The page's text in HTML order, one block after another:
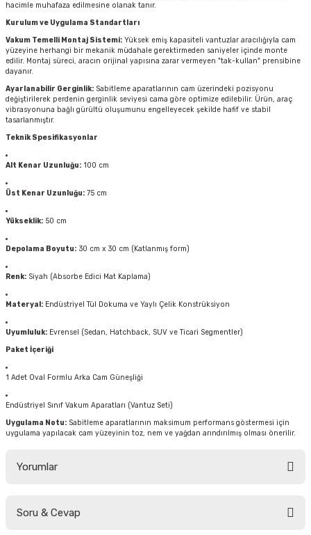
hacimle muhafaza edilmesine olanak tanır.
Kurulum ve Uygulama Standartları
Vakum Temelli Montaj Sistemi: Yüksek emiş kapasiteli vantuzlar aracılığıyla cam
yüzeyine herhangi bir mekanik müdahale gerektirmeden saniyeler içinde monte
edilir. Montaj süreci, aracın orijinal yapısına zarar vermeyen "tak-kullan" prensibine
dayanır.
Ayarlanabilir Gerginlik: Sabitleme aparatlarının cam üzerindeki pozisyonu
değiştirilerek perdenin gerginlik seviyesi cama göre optimize edilebilir. Ürün, araç
vibrasyonuna bağlı gürültü oluşumunu engelleyecek şekilde hafif ve stabil
tasarlanmıştır.
Teknik Spesifikasyonlar
Alt Kenar Uzunluğu: 100 cm
Üst Kenar Uzunluğu: 75 cm
Yükseklik: 50 cm
Depolama Boyutu: 30 cm x 30 cm (Katlanmış form)
Renk: Siyah (Absorbe Edici Mat Kaplama)
Materyal: Endüstriyel Tül Dokuma ve Yaylı Çelik Konstrüksiyon
Uyumluluk: Evrensel (Sedan, Hatchback, SUV ve Ticari Segmentler)
Paket İçeriği
1 Adet Oval Formlu Arka Cam Güneşliği
Endüstriyel Sınıf Vakum Aparatları (Vantuz Seti)
Uygulama Notu: Sabitleme aparatlarının maksimum performans göstermesi için
uygulama yapılacak cam yüzeyinin toz, nem ve yağdan arındırılmış olması önerilir.
Yorumlar
Soru & Cevap